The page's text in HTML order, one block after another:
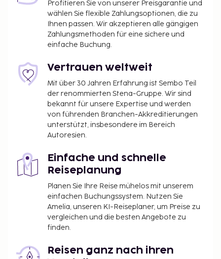
kannst du kostenloses WLAN nutzen. Ein
Frühstücksbuffet wird unter der Woche von
07:00 Uhr bis 09:30 Uhr gegen Gebühr angeboten.
Du wirst gebeten, die folgenden Gebühren direkt in
der Unterkunft zu zahlen. Gebühren beinhalten
möglicherweise geltende Steuern:
Kaution: 150 EUR pro Unterkunft/pro Aufenthalt
Die Stadtverwaltung erhebt eine
Tourismusabgabe von 1.20 EUR pro Person/pro
Nacht.
Unterkunft mitgeteilt wurden.
Aufpreis für das Frühstücksbuffet: ca. 11 EUR für
Erwachsene und ca. 7 EUR für Kinder
Für einen späten Check-out wird eine Gebühr
erhoben.
Für die Zimmerreinigung wird eine Gebühr
Nutzungsgebühr für das Zusatzbett: 12.0 EUR
Profitieren Sie von unserer Preisgarantie und
wählen Sie flexible Zahlungsoptionen, die zu
Ihnen passen. Wir akzeptieren alle gängigen
Zahlungsmethoden für eine sichere und
einfache Buchung.
Vertrauen weltweit
Mit über 30 Jahren Erfahrung ist Sembo Teil
der renommierten Stena-Gruppe. Wir sind
bekannt für unsere Expertise und werden
von führenden Branchen-Akkreditierungen
unterstützt, insbesondere im Bereich
Autoresien.
Einfache und schnelle
Reiseplanung
Planen Sie Ihre Reise mühelos mit unserem
einfachen Buchungssystem. Nutzen Sie
Amelia, unseren KI-Reiseplaner, um Preise zu
vergleichen und die besten Angebote zu
finden.
Reisen ganz nach ihren